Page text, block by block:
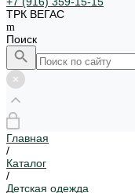
ТРК ВЕГАС
Поиск
Главная
/
Каталог
/
Детская одежда